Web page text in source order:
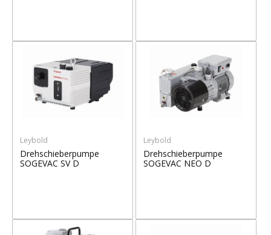
Leybold
Drehschieberpumpe
SOGEVAC SV D
Leybold
Drehschieberpumpe
SOGEVAC NEO D